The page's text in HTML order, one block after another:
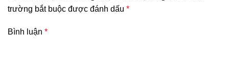
trường bắt buộc được đánh dấu *
Bình luận *